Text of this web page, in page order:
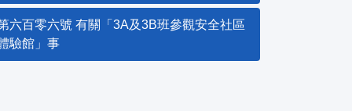
六百零六號 有關「3A及3B班參觀安全社區
驗館」事